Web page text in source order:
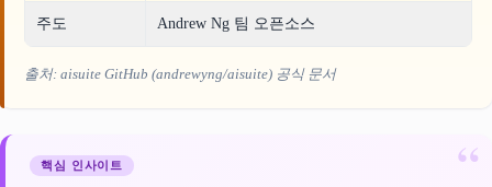
주도 Andrew Ng 팀 오픈소스
출처: aisuite GitHub (andrewyng/aisuite) 공식 문서
핵심 인사이트